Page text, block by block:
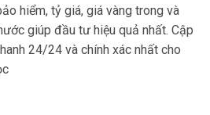
hiểm, tỷ giá, giá vàng trong và
giúp đầu tư hiệu quả nhất. Cập
24/24 và chính xác nhất cho